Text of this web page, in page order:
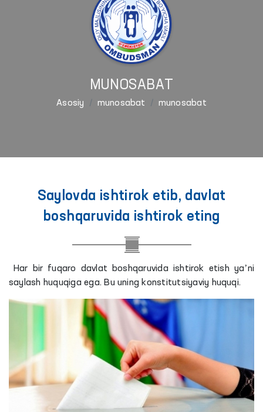
MUNOSABAT
Asosiy munosabat munosabat
Saylovda ishtirok etib, davlat
boshqaruvida ishtirok eting
Har bir fuqaro davlat boshqaruvida ishtirok etish yaʼni
saylash huquqiga ega. Bu uning konstitutsiyaviy huquqi.